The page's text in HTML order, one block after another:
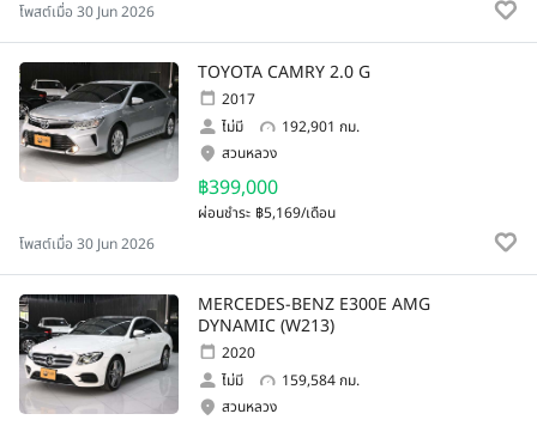
โพสต์เมื่อ 30 Jun 2026
TOYOTA CAMRY 2.0 G
2017
ไม่มี
192,901 กม.
฿399,000
ผ่อนชำระ ฿5,169/เดือน
สวนหลวง
โพสต์เมื่อ 30 Jun 2026
MERCEDES-BENZ E300E AMG
DYNAMIC (W213)
2020
ไม่มี
159,584 กม.
สวนหลวง